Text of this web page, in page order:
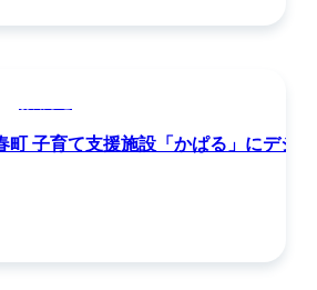
町 子育て支援施設「かぱる」にデジ